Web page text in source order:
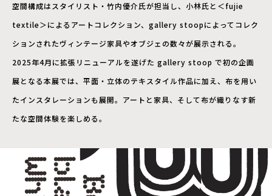
空間構成はスタイリスト・竹内優介氏が担当し、小林氏と＜fujie
textile＞によるアートコレクション、gallery stoopによってコレク
ションされたヴィンテージ家具やオブジェの数々が展示される。
2025年4月に拡張リニューアルを遂げた gallery stoop で初の企画
展となる本展では、平面・立体のテキスタイル作品に加え、布を用い
たインスタレーションも展開。アートと家具、そして布が織りなす新
たな空間体験を楽しめる。